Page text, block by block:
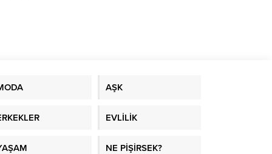
AŞK
EVLİLİK
NE PİŞİRSEK?